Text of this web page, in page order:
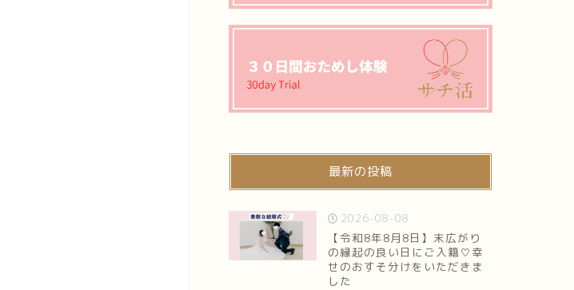
最新の投稿
2026-08-08
【令和8年8月8日】末広がり
の縁起の良い日にご入籍♡幸
せのおすそ分けをいただきま
した